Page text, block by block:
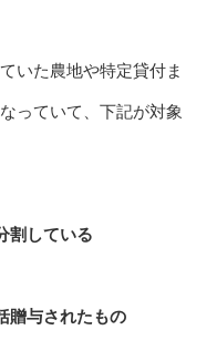
いた農地や特定貸付ま
っていて、下記が対象
割している
贈与されたもの